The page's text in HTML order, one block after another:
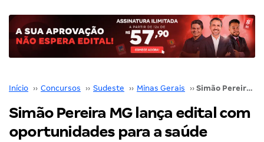
Início ›› Concursos ›› Sudeste ›› Minas Gerais ›› Simão Pereira MG lança edital com oportunidades para a saúde
Simão Pereira MG lança edital com
oportunidades para a saúde